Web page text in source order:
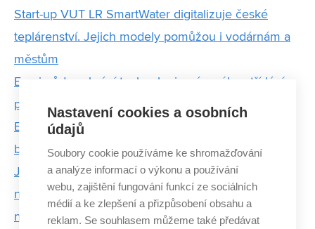
Start-up VUT LR SmartWater digitalizuje české
teplárenství. Jejich modely pomůžou i vodárnám a
městům
Erozi půdy zabrání technologie pásového střídání
plodin
Experti z VUT řeší klimatické výzvy, povodně i
budoucnost české vody
Jiří Sázel: „Za 18 let působení v Himálaji už pro mě
není problém na každém rohu v Ladakhu potkat
nějakého člověka, kterému naše činnost změnila
Nastavení cookies a osobních
údajů
Soubory cookie používáme ke shromažďování
a analýze informací o výkonu a používání
webu, zajištění fungování funkcí ze sociálních
médií a ke zlepšení a přizpůsobení obsahu a
reklam. Se souhlasem můžeme také předávat